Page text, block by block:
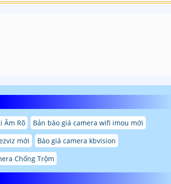
Âm Rõ
Bản báo giá camera wifi imou mới
mới
Báo giá camera kbvision
Chống Trộm